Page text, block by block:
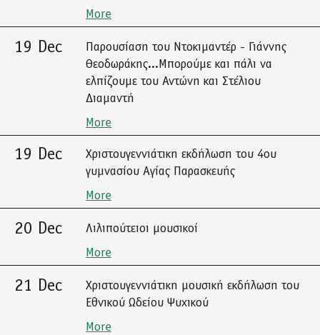
More
19 Dec
Παρουσίαση του Ντοκιμαντέρ - Γιάννης
Θεοδωράκης...Μπορούμε και πάλι να
ελπίζουμε του Αντώνη και Στέλιου
Διαμαντή
More
19 Dec
Χριστουγεννιάτικη εκδήλωση του 4ου
γυμνασίου Αγίας Παρασκευής
More
20 Dec
Λιλιπούτειοι μουσικοί
More
21 Dec
Χριστουγεννιάτικη μουσική εκδήλωση του
Εθνικού Ωδείου Ψυχικού
More